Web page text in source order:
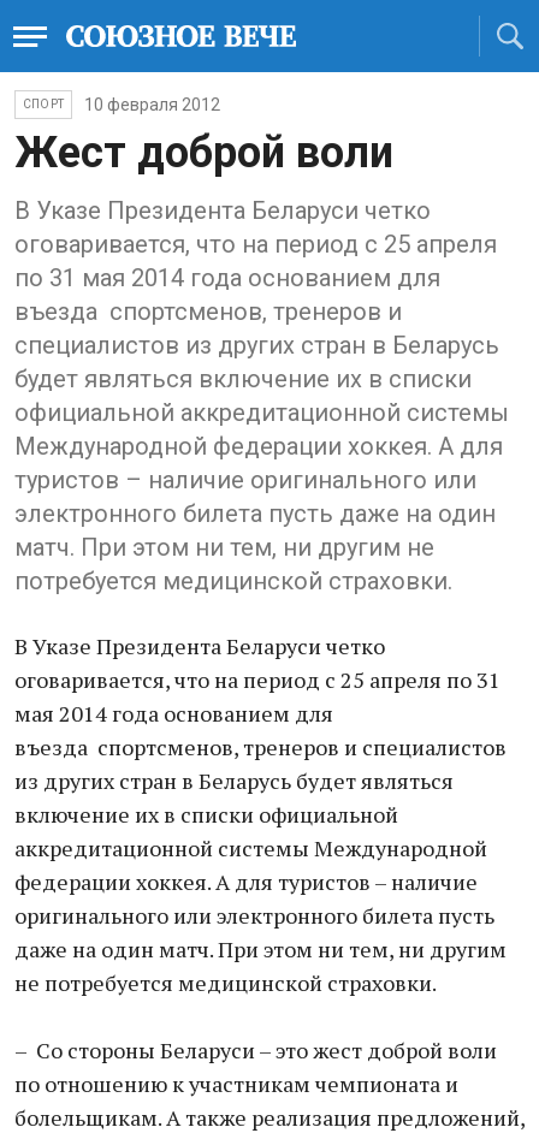
СПОРТ 10 февраля 2012
Жест доброй воли
В Указе Президента Беларуси четко
оговаривается, что на период с 25 апреля
по 31 мая 2014 года основанием для
въезда спортсменов, тренеров и
специалистов из других стран в Беларусь
будет являться включение их в списки
официальной аккредитационной системы
Международной федерации хоккея. А для
туристов – наличие оригинального или
электронного билета пусть даже на один
матч. При этом ни тем, ни другим не
потребуется медицинской страховки.
В Указе Президента Беларуси четко
оговаривается, что на период с 25 апреля по 31
мая 2014 года основанием для
въезда спортсменов, тренеров и специалистов
из других стран в Беларусь будет являться
включение их в списки официальной
аккредитационной системы Международной
федерации хоккея. А для туристов – наличие
оригинального или электронного билета пусть
даже на один матч. При этом ни тем, ни другим
не потребуется медицинской страховки.
– Со стороны Беларуси – это жест доброй воли
по отношению к участникам чемпионата и
болельщикам. А также реализация предложений,